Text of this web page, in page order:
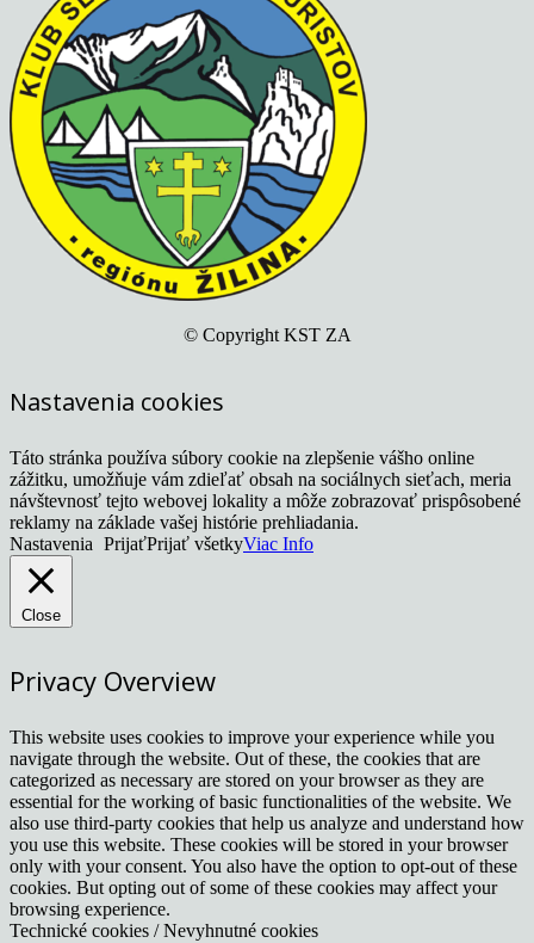
© Copyright KST ZA
Nastavenia cookies
Táto stránka používa súbory cookie na zlepšenie vášho online
zážitku, umožňuje vám zdieľať obsah na sociálnych sieťach, meria
návštevnosť tejto webovej lokality a môže zobrazovať prispôsobené
reklamy na základe vašej histórie prehliadania.
Nastavenia PrijaťPrijať všetkyViac Info
Close
Privacy Overview
This website uses cookies to improve your experience while you
navigate through the website. Out of these, the cookies that are
categorized as necessary are stored on your browser as they are
essential for the working of basic functionalities of the website. We
also use third-party cookies that help us analyze and understand how
you use this website. These cookies will be stored in your browser
only with your consent. You also have the option to opt-out of these
cookies. But opting out of some of these cookies may affect your
browsing experience.
Technické cookies / Nevyhnutné cookies